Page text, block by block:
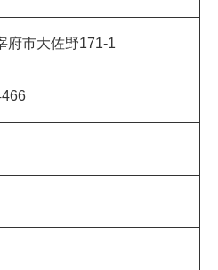
府市大佐野171-1